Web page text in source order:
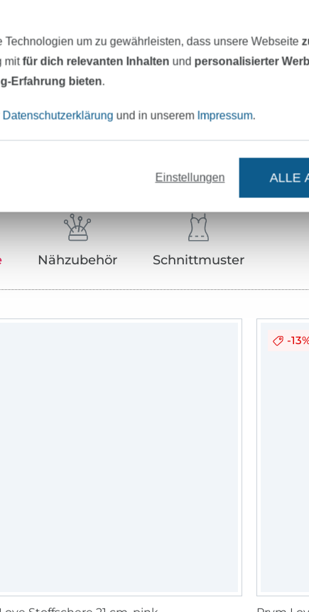
Art.Nr.:
20250-
Hersteller-Kontaktdaten
Nähzubehör Schnittmuster
-
Technologien um zu gewährleisten, dass unsere Webseite
mitfür dich relevanten Inhalten und personalisierter
Erfahrung bieten.
Datenschutzerklärung und in unserem Impressum.
Einstellungen ALLE